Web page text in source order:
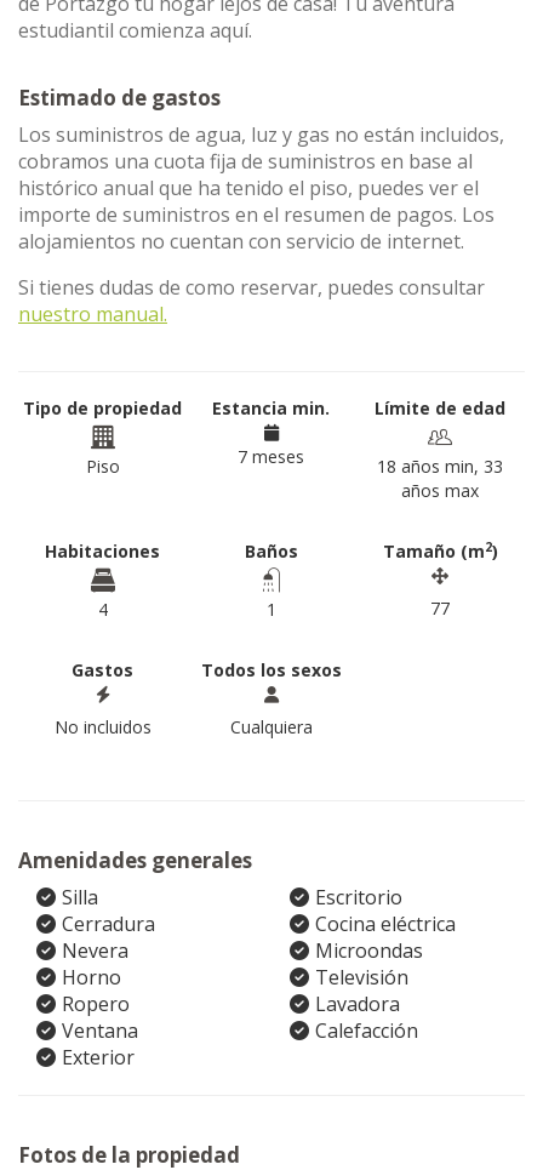
estudiantil comienza aquí.
Estimado de gastos
Los suministros de agua, luz y gas no están incluidos,
cobramos una cuota fija de suministros en base al
histórico anual que ha tenido el piso, puedes ver el
importe de suministros en el resumen de pagos. Los
alojamientos no cuentan con servicio de internet.
Si tienes dudas de como reservar, puedes consultar
nuestro manual.
Tipo de propiedad
Piso
Estancia min.
7 meses
Límite de edad
18 años min, 33
años max
Habitaciones
4
Baños
1
Tamaño (m2)
77
Gastos
No incluidos
Todos los sexos
Cualquiera
Amenidades generales
Silla
Escritorio
Cerradura
Cocina eléctrica
Nevera
Microondas
Horno
Televisión
Ropero
Lavadora
Ventana
Calefacción
Exterior
Fotos de la propiedad